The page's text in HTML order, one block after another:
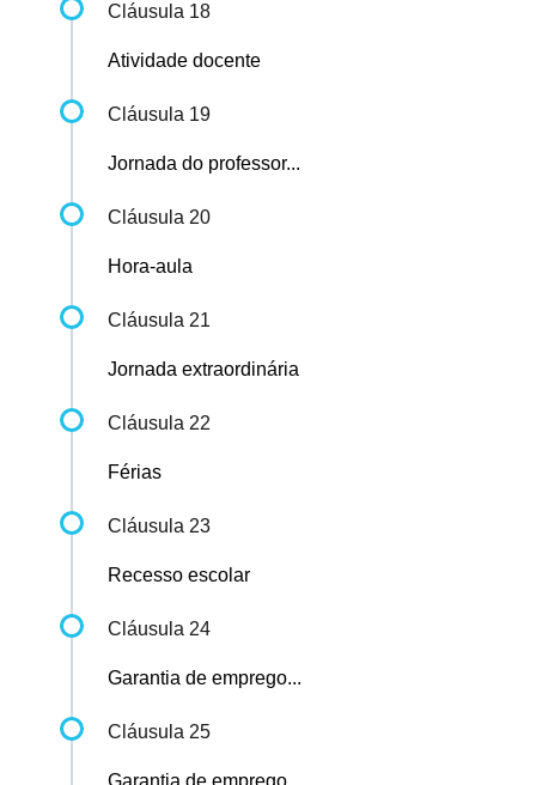
Cláusula 18
Atividade docente
Cláusula 19
Jornada do professor...
Cláusula 20
Hora-aula
Cláusula 21
Jornada extraordinária
Cláusula 22
Férias
Cláusula 23
Recesso escolar
Cláusula 24
Garantia de emprego...
Cláusula 25